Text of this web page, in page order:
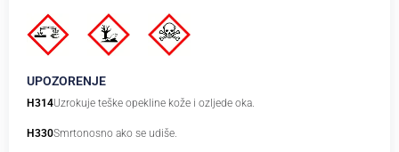
UPOZORENJE
H314Uzrokuje teške opekline kože i ozljede oka.
H330Smrtonosno ako se udiše.